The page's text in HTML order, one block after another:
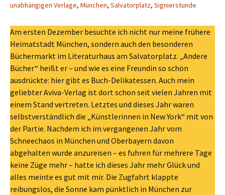
unabhängigen Verlage, München, Salvatorplatz, Signierstunde
Am ersten Dezember besuchte ich nicht nur meine frühere
Heimatstadt München, sondern auch den besonderen
Büchermarkt im Literaturhaus am Salvatorplatz. „Andere
Bücher“ heißt er – und wie es eine Freundin so schön
ausdrückte: hier gibt es Buch-Delikatessen. Auch mein
geliebter Aviva-Verlag ist dort schon seit vielen Jahren mit
einem Stand vertreten. Letztes und dieses Jahr waren
selbstverständlich die „Künstlerinnen in New York“ mit von
der Partie. Nachdem ich im vergangenen Jahr vom
Schneechaos in München und Oberbayern davon
abgehalten wurde anzureisen – es fuhren für mehrere Tage
keine Züge mehr – hatte ich dieses Jahr mehr Glück und
alles meinte es gut mit mir. Die Zugfahrt klappte
reibungslos, die Sonne kam pünktlich in München zur